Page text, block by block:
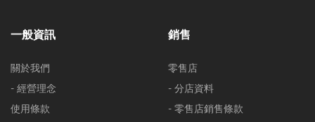
一般資訊
關於我們
- 經營理念
使用條款
銷售
零售店
- 分店資料
- 零售店銷售條款